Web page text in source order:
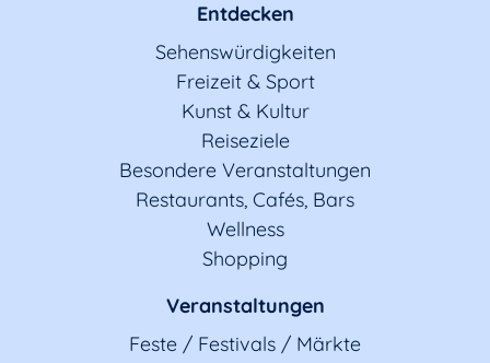
Entdecken
Sehenswürdigkeiten
Freizeit & Sport
Kunst & Kultur
Reiseziele
Besondere Veranstaltungen
Restaurants, Cafés, Bars
Wellness
Shopping
Veranstaltungen
Feste / Festivals / Märkte